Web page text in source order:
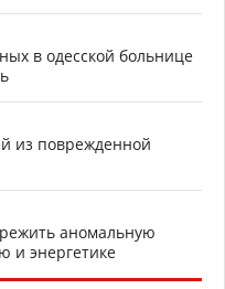
в одесской больнице
из поврежденной
аномальную
и энергетике